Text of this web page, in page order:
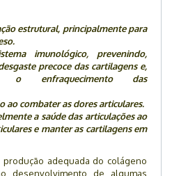
estrutural, principalmente para
imunológico, prevenindo,
precoce das cartilagens e,
o enfraquecimento das
ao combater as dores articulares.
a saúde das articulações ao
e manter as cartilagens em
adequada do colágeno
desenvolvimento de algumas